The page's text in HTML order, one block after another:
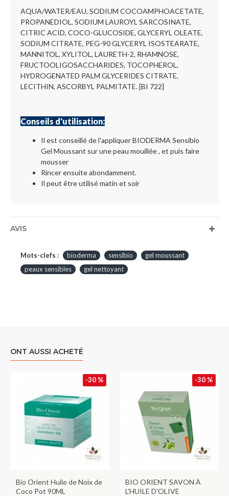
AQUA/WATER/EAU, SODIUM COCOAMPHOACETATE,
PROPANEDIOL, SODIUM LAUROYL SARCOSINATE,
CITRIC ACID, COCO-GLUCOSIDE, GLYCERYL OLEATE,
SODIUM CITRATE, PEG-90 GLYCERYL ISOSTEARATE,
MANNITOL, XYLITOL, LAURETH-2, RHAMNOSE,
FRUCTOOLIGOSACCHARIDES, TOCOPHEROL,
HYDROGENATED PALM GLYCERIDES CITRATE,
LECITHIN, ASCORBYL PALMITATE. [BI 722]
Conseils d'utilisation:
Il est conseillé de l'appliquer BIODERMA Sensibio
Gel Moussant sur une peau mouillée , et puis faire
mousser
Rincer ensuite abondamment.
Il peut être utilisé matin et soir
AVIS
Mots-clefs : bioderma sensibio
gel moussant
peaux sensibles
gel nettoyant
ONT AUSSI ACHETÉ
-30 %
Bio Orient Huile de Noix de
Coco Pot 90ML
-30 %
BIO ORIENT SAVON À
L'HUILE D'OLIVE